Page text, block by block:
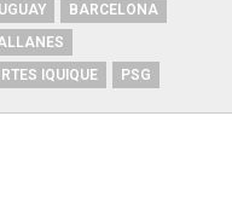
BARCELONA
IQUIQUE PSG